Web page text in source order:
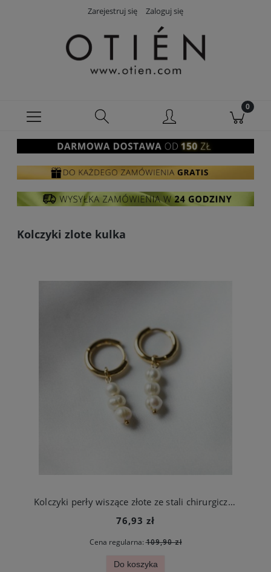
Zarejestruj się Zaloguj się
Kolczyki zlote kulka
Kolczyki perły wiszące złote ze stali chirurgicznej
76,93 zł
Cena regularna:109,90 zł
Do koszyka